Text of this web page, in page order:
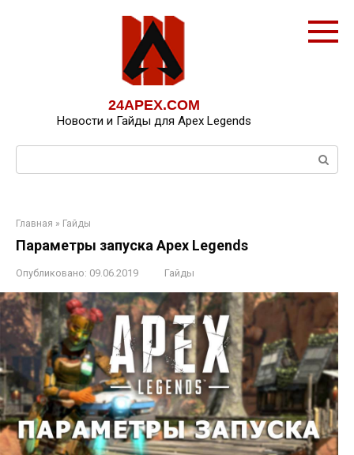
24APEX.COM
Новости и Гайды для Apex Legends
Поиск:
Главная » Гайды
Параметры запуска Apex Legends
Опубликовано: 09.06.2019 Гайды